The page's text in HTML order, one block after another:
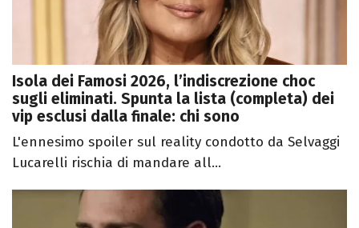
Isola dei Famosi 2026, l’indiscrezione choc
sugli eliminati. Spunta la lista (completa) dei
vip esclusi dalla finale: chi sono
L'ennesimo spoiler sul reality condotto da Selvaggi
Lucarelli rischia di mandare all...